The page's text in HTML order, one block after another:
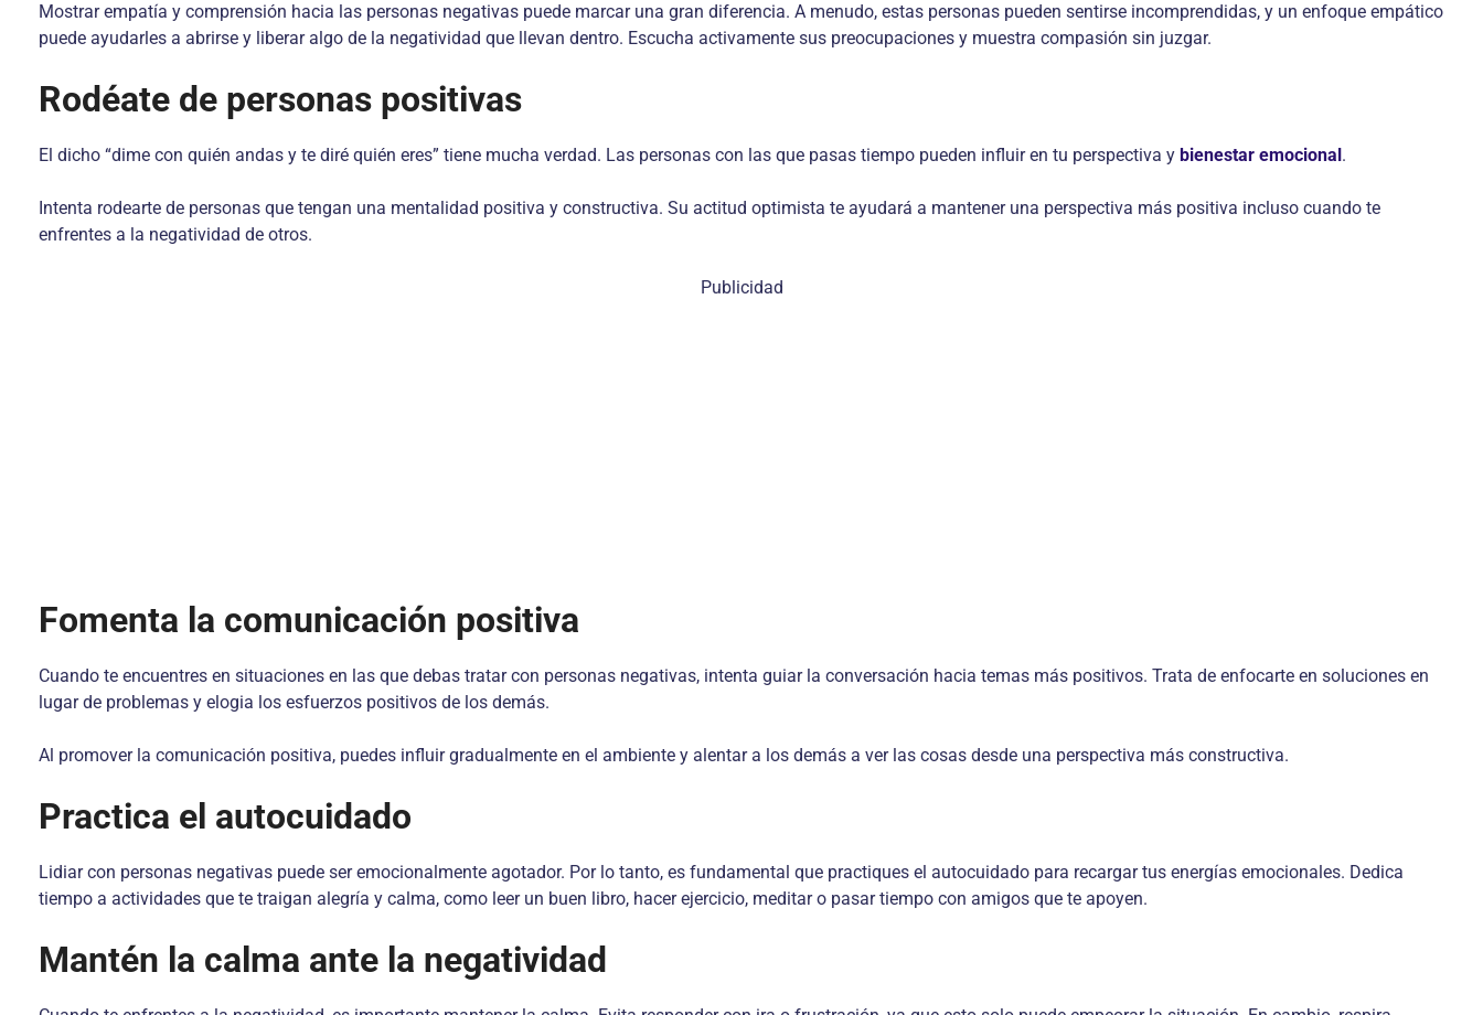
Mostrar empatía y comprensión hacia las personas negativas puede marcar una gran diferencia. A menudo, estas personas pueden sentirse incomprendidas, y un enfoque empático
puede ayudarles a abrirse y liberar algo de la negatividad que llevan dentro. Escucha activamente sus preocupaciones y muestra compasión sin juzgar.
Rodéate de personas positivas
El dicho “dime con quién andas y te diré quién eres” tiene mucha verdad. Las personas con las que pasas tiempo pueden influir en tu perspectiva y bienestar emocional.
Intenta rodearte de personas que tengan una mentalidad positiva y constructiva. Su actitud optimista te ayudará a mantener una perspectiva más positiva incluso cuando te
enfrentes a la negatividad de otros.
Publicidad
Fomenta la comunicación positiva
Cuando te encuentres en situaciones en las que debas tratar con personas negativas, intenta guiar la conversación hacia temas más positivos. Trata de enfocarte en soluciones en
lugar de problemas y elogia los esfuerzos positivos de los demás.
Al promover la comunicación positiva, puedes influir gradualmente en el ambiente y alentar a los demás a ver las cosas desde una perspectiva más constructiva.
Practica el autocuidado
Lidiar con personas negativas puede ser emocionalmente agotador. Por lo tanto, es fundamental que practiques el autocuidado para recargar tus energías emocionales. Dedica
tiempo a actividades que te traigan alegría y calma, como leer un buen libro, hacer ejercicio, meditar o pasar tiempo con amigos que te apoyen.
Mantén la calma ante la negatividad